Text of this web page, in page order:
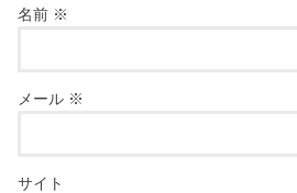
名前 ※
メール ※
サイト